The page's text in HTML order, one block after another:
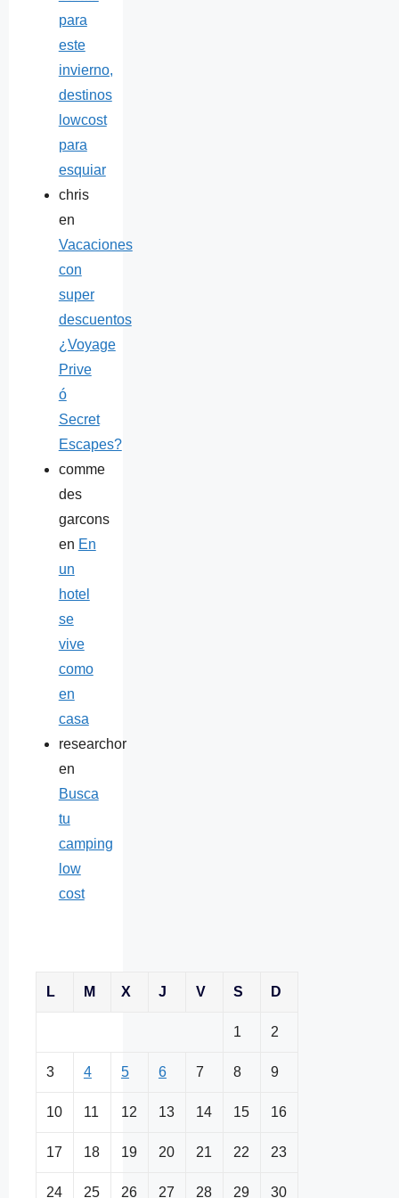
para
este
invierno,
destinos
lowcost
para
esquiar
chris
en
Vacaciones
con
super
descuentos
¿Voyage
Prive
ó
Secret
Escapes?
comme
des
garcons
en En
un
hotel
se
vive
como
en
casa
researchor
en
Busca
tu
camping
low
cost
L M X J V S D
1 2
3 4 5 6 7 8 9
10 11 12 13 14 15 16
17 18 19 20 21 22 23
24 25 26 27 28 29 30